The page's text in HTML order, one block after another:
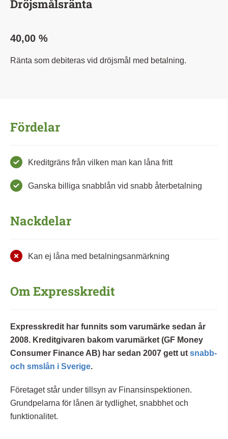
Dröjsmålsränta
40,00 %
Ränta som debiteras vid dröjsmål med betalning.
Fördelar
Kreditgräns från vilken man kan låna fritt
Ganska billiga snabblån vid snabb återbetalning
Nackdelar
Kan ej låna med betalningsanmärkning
Om Expresskredit
Expresskredit har funnits som varumärke sedan år
2008. Kreditgivaren bakom varumärket (GF Money
Consumer Finance AB) har sedan 2007 gett ut snabb-
och smslån i Sverige.
Företaget står under tillsyn av Finansinspektionen.
Grundpelarna för lånen är tydlighet, snabbhet och
funktionalitet.